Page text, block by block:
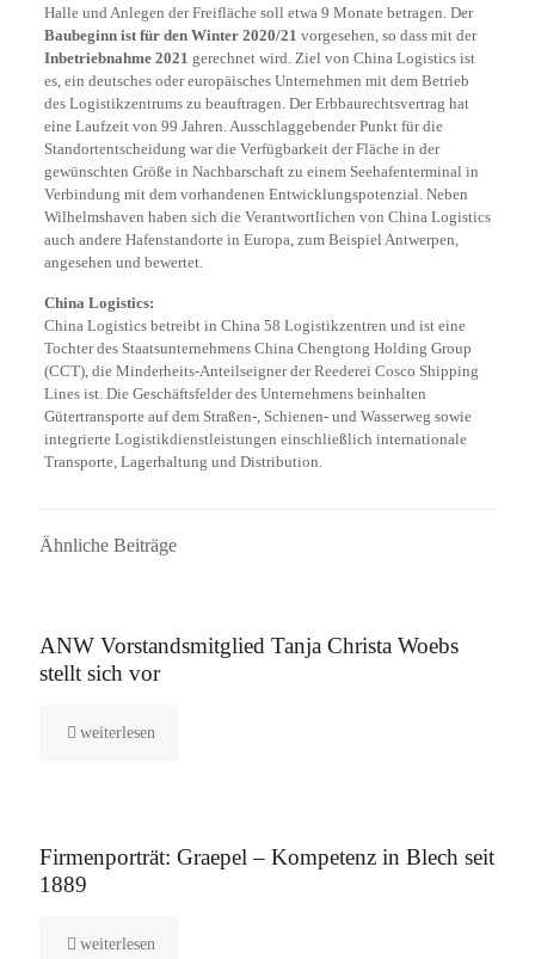
Halle und Anlegen der Freifläche soll etwa 9 Monate betragen. Der
Baubeginn ist für den Winter 2020/21 vorgesehen, so dass mit der
Inbetriebnahme 2021 gerechnet wird. Ziel von China Logistics ist
es, ein deutsches oder europäisches Unternehmen mit dem Betrieb
des Logistikzentrums zu beauftragen. Der Erbbaurechtsvertrag hat
eine Laufzeit von 99 Jahren. Ausschlaggebender Punkt für die
Standortentscheidung war die Verfügbarkeit der Fläche in der
gewünschten Größe in Nachbarschaft zu einem Seehafenterminal in
Verbindung mit dem vorhandenen Entwicklungspotenzial. Neben
Wilhelmshaven haben sich die Verantwortlichen von China Logistics
auch andere Hafenstandorte in Europa, zum Beispiel Antwerpen,
angesehen und bewertet.
China Logistics:
China Logistics betreibt in China 58 Logistikzentren und ist eine
Tochter des Staatsunternehmens China Chengtong Holding Group
(CCT), die Minderheits-Anteilseigner der Reederei Cosco Shipping
Lines ist. Die Geschäftsfelder des Unternehmens beinhalten
Gütertransporte auf dem Straßen-, Schienen- und Wasserweg sowie
integrierte Logistikdienstleistungen einschließlich internationale
Transporte, Lagerhaltung und Distribution.
Ähnliche Beiträge
ANW Vorstandsmitglied Tanja Christa Woebs
stellt sich vor
weiterlesen
Firmenporträt: Graepel – Kompetenz in Blech seit
1889
weiterlesen